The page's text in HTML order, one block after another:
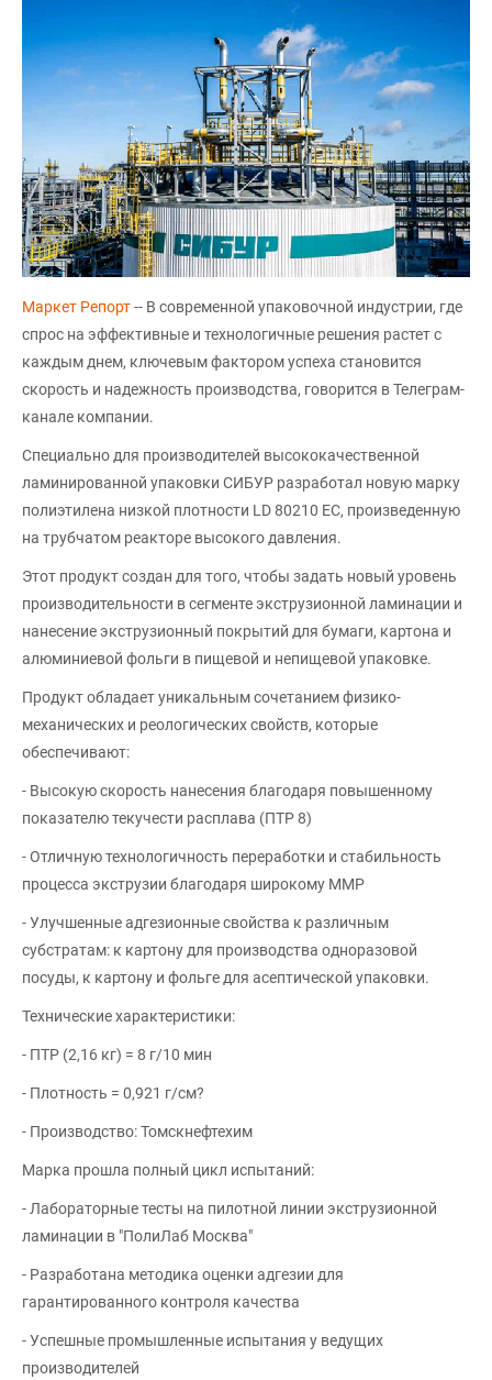
Маркет Репорт-- В современной упаковочной индустрии, где
спрос на эффективные и технологичные решения растет с
каждым днем, ключевым фактором успеха становится
скорость и надежность производства, говорится в Телеграм-
канале компании.
Специально для производителей высококачественной
ламинированной упаковки СИБУР разработал новую марку
полиэтилена низкой плотности LD 80210 EC, произведенную
на трубчатом реакторе высокого давления.
Этот продукт создан для того, чтобы задать новый уровень
производительности в сегменте экструзионной ламинации и
нанесение экструзионный покрытий для бумаги, картона и
алюминиевой фольги в пищевой и непищевой упаковке.
Продукт обладает уникальным сочетанием физико-
механических и реологических свойств, которые
обеспечивают:
- Высокую скорость нанесения благодаря повышенному
показателю текучести расплава (ПТР 8)
- Отличную технологичность переработки и стабильность
процесса экструзии благодаря широкому ММР
- Улучшенные адгезионные свойства к различным
субстратам: к картону для производства одноразовой
посуды, к картону и фольге для асептической упаковки.
Технические характеристики:
- ПТР (2,16 кг) = 8 г/10 мин
- Плотность = 0,921 г/см?
- Производство: Томскнефтехим
Марка прошла полный цикл испытаний:
- Лабораторные тесты на пилотной линии экструзионной
ламинации в "ПолиЛаб Москва"
- Разработана методика оценки адгезии для
гарантированного контроля качества
- Успешные промышленные испытания у ведущих
производителей